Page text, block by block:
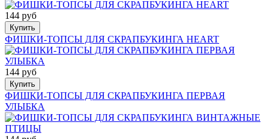
144 руб
Купить
ФИШКИ-ТОПСЫ ДЛЯ СКРАПБУКИНГА HEART
144 руб
Купить
ФИШКИ-ТОПСЫ ДЛЯ СКРАПБУКИНГА ПЕРВАЯ
УЛЫБКА